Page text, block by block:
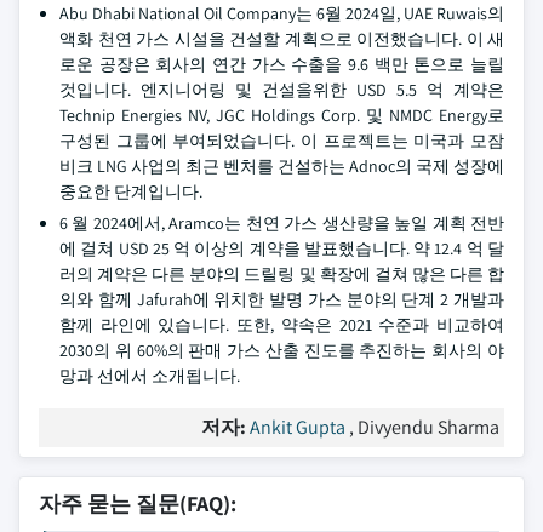
Abu Dhabi National Oil Company는 6월 2024일, UAE Ruwais의
액화 천연 가스 시설을 건설할 계획으로 이전했습니다. 이 새
로운 공장은 회사의 연간 가스 수출을 9.6 백만 톤으로 늘릴
것입니다. 엔지니어링 및 건설을위한 USD 5.5 억 계약은
Technip Energies NV, JGC Holdings Corp. 및 NMDC Energy로
구성된 그룹에 부여되었습니다. 이 프로젝트는 미국과 모잠
비크 LNG 사업의 최근 벤처를 건설하는 Adnoc의 국제 성장에
중요한 단계입니다.
6 월 2024에서, Aramco는 천연 가스 생산량을 높일 계획 전반
에 걸쳐 USD 25 억 이상의 계약을 발표했습니다. 약 12.4 억 달
러의 계약은 다른 분야의 드릴링 및 확장에 걸쳐 많은 다른 합
의와 함께 Jafurah에 위치한 발명 가스 분야의 단계 2 개발과
함께 라인에 있습니다. 또한, 약속은 2021 수준과 비교하여
2030의 위 60%의 판매 가스 산출 진도를 추진하는 회사의 야
망과 선에서 소개됩니다.
저자:Ankit Gupta , Divyendu Sharma
자주 묻는 질문(FAQ):